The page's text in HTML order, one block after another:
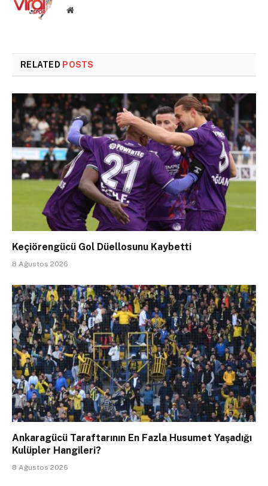
Website
RELATED POSTS
Keçiörengücü Gol Düellosunu Kaybetti
8 Ağustos 2026
Ankaragücü Taraftarının En Fazla Husumet Yaşadığı
Kulüpler Hangileri?
8 Ağustos 2026